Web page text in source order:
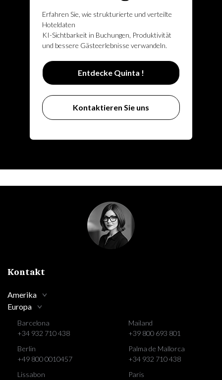
Erfahren Sie, wie strukturierte und verteilte
Hoteldaten
KI-Sichtbarkeit in Buchungen, Produktivität
und bessere Gästeerlebnisse verwandeln.
Entdecke Quinta !
Kontaktieren Sie uns
Kontakt
Amerika
Europa
Barcelona
+34 932 710 438
Berlin
+49 800 0010457
Lissabon
Mailand
+39 800 693 801
Palma de Mallorca
+34 932 710 438
Paris